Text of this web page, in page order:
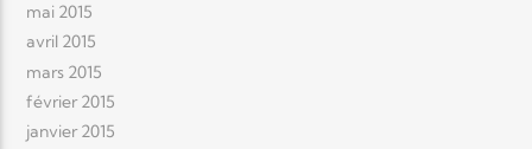
mai 2015
avril 2015
mars 2015
février 2015
janvier 2015